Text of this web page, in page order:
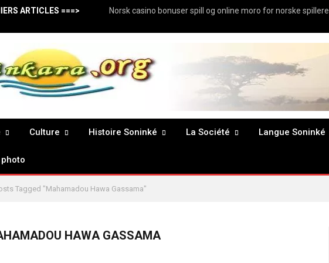
ARTICLES ===> Norsk casino bonuser spill og online moro for norske spillere
Culture Histoire Soninké La Société Langue Soninké
Tagged "Mahamadou Hawa Gassama"
HAWA GASSAMA